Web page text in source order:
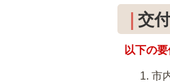
交
以下の
市